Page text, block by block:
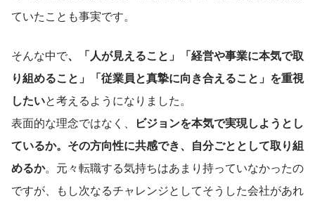
ていたことも事実です。
そんな中で、「人が見えること」「経営や事業に本気で取
り組めること」「従業員と真摯に向き合えること」を重視
したいと考えるようになりました。
表面的な理念ではなく、
ビジョンを本気で実現しようとし
ているか。その方向性に共感でき、自分ごととして取り組
めるか。元々転職する気持ちはあまり持っていなかったの
ですが、もし次なるチャレンジとしてそうした会社があれ